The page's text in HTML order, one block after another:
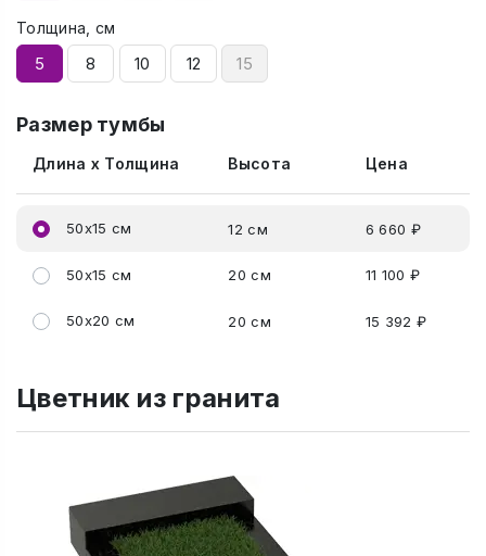
Толщина, см
5 8 10 12 15
Размер тумбы
Длина x Толщина Высота Цена
50x15 см 12 см 6 660 ₽
50x15 см 20 см 11 100 ₽
50x20 см 20 см 15 392 ₽
Цветник из гранита